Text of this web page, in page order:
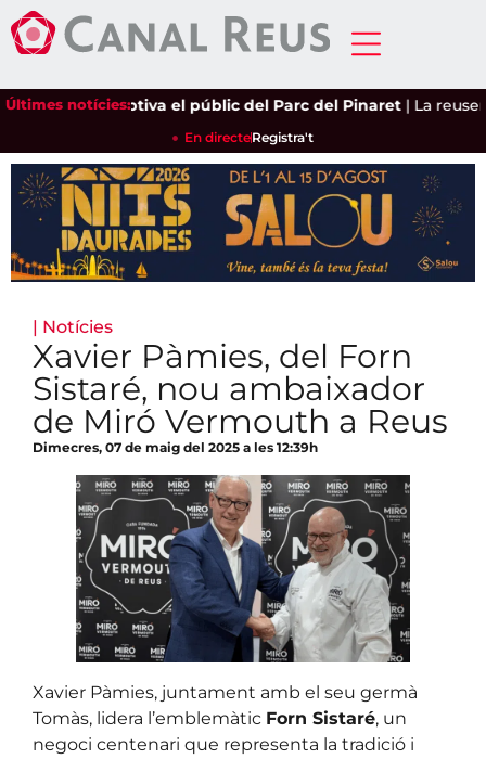
Últimes notícies:
Castro captiva el públic del Parc del Pinaret|La reusenca
En directeRegistra't
| Notícies
Xavier Pàmies, del Forn
Sistaré, nou ambaixador
de Miró Vermouth a Reus
Dimecres, 07 de maig del 2025 a les 12:39h
Xavier Pàmies, juntament amb el seu germà
Tomàs, lidera l’emblemàtic Forn Sistaré, un
negoci centenari que representa la tradició i